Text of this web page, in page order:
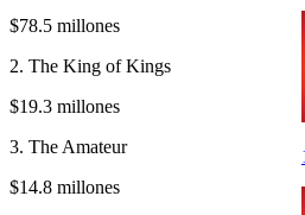
$78.5 millones
2. The King of Kings
$19.3 millones
3. The Amateur
$14.8 millones